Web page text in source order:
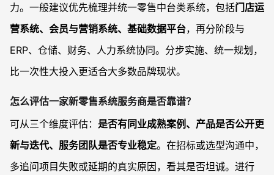
力。一般建议优先梳理并统一零售中台类系统，包括门店运
营系统、会员与营销系统、基础数据平台，再分阶段与
ERP、仓储、财务、人力系统协同。分步实施、统一规划，
比一次性大投入更适合大多数品牌现状。
怎么评估一家新零售系统服务商是否靠谱？
可从三个维度评估： 是否有同业成熟案例、产品是否公开更
新与迭代、服务团队是否专业稳定。在招标或选型沟通中，
多追问项目失败或延期的真实原因，看其是否坦诚。进行